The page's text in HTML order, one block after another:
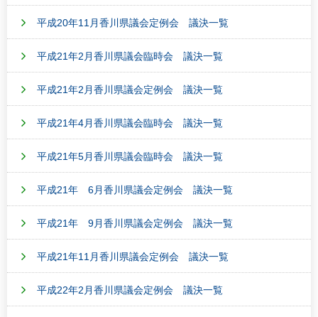
平成20年11月香川県議会定例会 議決一覧
平成21年2月香川県議会臨時会 議決一覧
平成21年2月香川県議会定例会 議決一覧
平成21年4月香川県議会臨時会 議決一覧
平成21年5月香川県議会臨時会 議決一覧
平成21年 6月香川県議会定例会 議決一覧
平成21年 9月香川県議会定例会 議決一覧
平成21年11月香川県議会定例会 議決一覧
平成22年2月香川県議会定例会 議決一覧